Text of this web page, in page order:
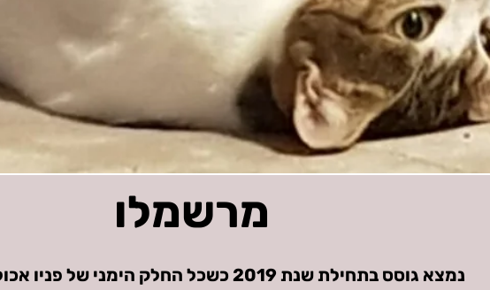
מרשמלו
נמצא גוסס בתחילת שנת 2019 כשכל החלק הימני של